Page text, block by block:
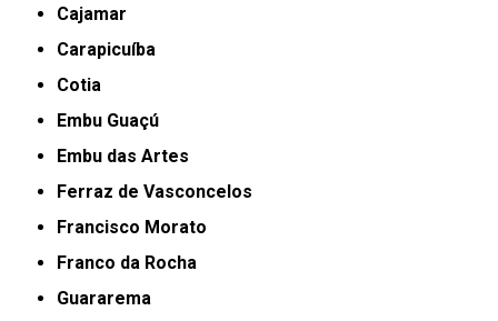
Cajamar
Carapicuíba
Cotia
Embu Guaçú
Embu das Artes
Ferraz de Vasconcelos
Francisco Morato
Franco da Rocha
Guararema